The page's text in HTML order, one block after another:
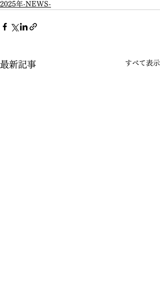
2025年-NEWS-
最新記事 すべて表示